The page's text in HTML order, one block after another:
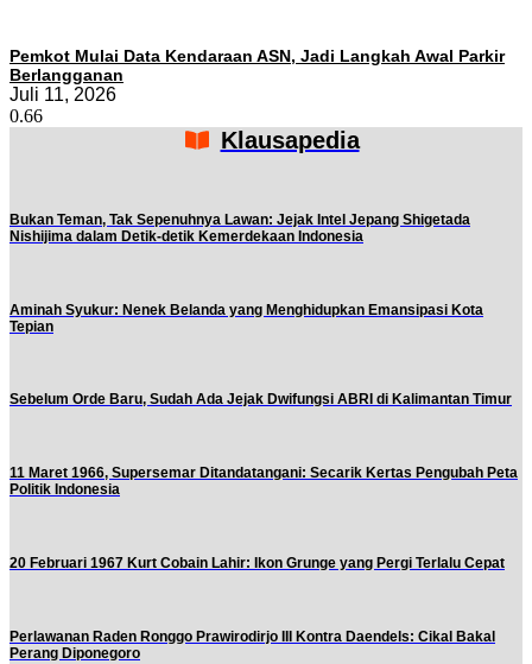
Pemkot Mulai Data Kendaraan ASN, Jadi Langkah Awal Parkir
Berlangganan
Juli 11, 2026
Klausapedia
Bukan Teman, Tak Sepenuhnya Lawan: Jejak Intel Jepang Shigetada
Nishijima dalam Detik-detik Kemerdekaan Indonesia
Aminah Syukur: Nenek Belanda yang Menghidupkan Emansipasi Kota
Tepian
Sebelum Orde Baru, Sudah Ada Jejak Dwifungsi ABRI di Kalimantan Timur
11 Maret 1966, Supersemar Ditandatangani: Secarik Kertas Pengubah Peta
Politik Indonesia
20 Februari 1967 Kurt Cobain Lahir: Ikon Grunge yang Pergi Terlalu Cepat
Perlawanan Raden Ronggo Prawirodirjo III Kontra Daendels: Cikal Bakal
Perang Diponegoro